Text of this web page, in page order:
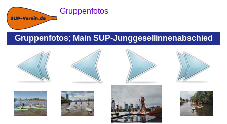
Gruppenfotos
Gruppenfotos; Main SUP-Junggesellinnenabschied